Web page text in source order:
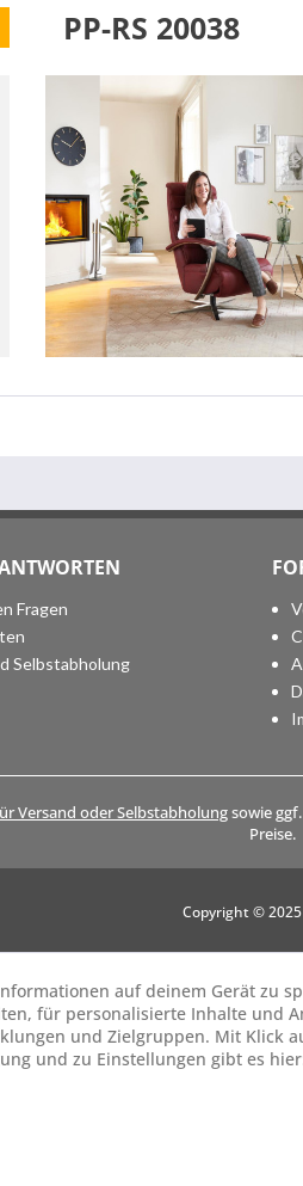
PP-RS 20038
Fragen
Selbstabholung
Versand oder Selbstabholungsowie
Preise.
Copyright © 2025
auf deinem Gerät zu
für personalisierte Inhalte und
und Zielgruppen. Mit Klick
und zu Einstellungen gibt es